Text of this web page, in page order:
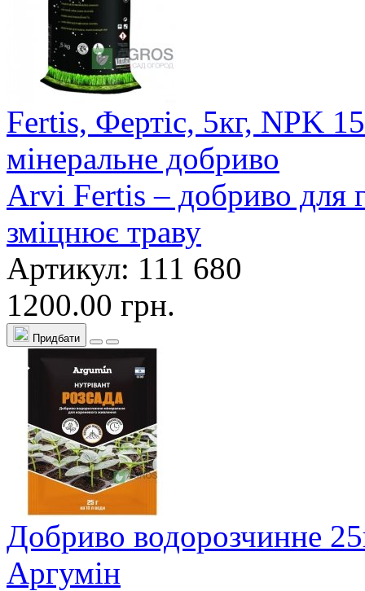
Fertis, Фертіс, 5кг, NPK
мінеральне добриво
Arvi Fertis – добриво для
зміцнює траву
Артикул: 111 680
1200.00 грн.
Придбати
Добриво водорозчинне
Аргумін